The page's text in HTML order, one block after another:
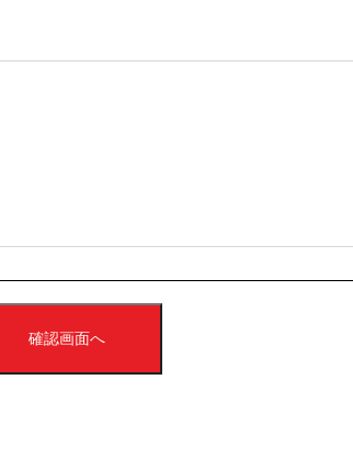
確認画面へ